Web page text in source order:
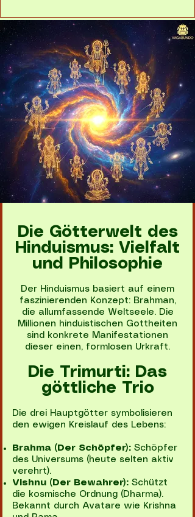
Die Götterwelt des
Hinduismus: Vielfalt
und Philosophie
Der Hinduismus basiert auf einem
faszinierenden Konzept: Brahman,
die allumfassende Weltseele. Die
Millionen hinduistischen Gottheiten
sind konkrete Manifestationen
dieser einen, formlosen Urkraft.
Die Trimurti: Das
göttliche Trio
Die drei Hauptgötter symbolisieren
den ewigen Kreislauf des Lebens:
Brahma (Der Schöpfer): Schöpfer
des Universums (heute selten aktiv
verehrt).
Vishnu (Der Bewahrer): Schützt
die kosmische Ordnung (Dharma).
Bekannt durch Avatare wie Krishna